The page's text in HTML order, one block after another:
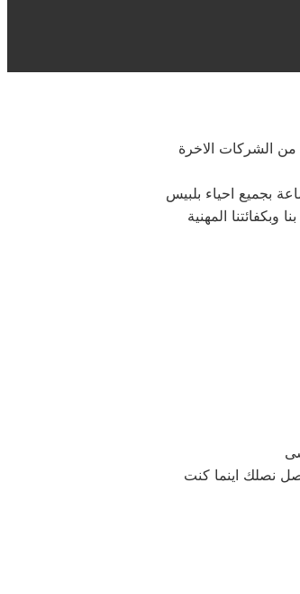
من الشركات الاخرة
نصلك اينما كنت